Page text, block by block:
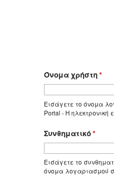
Όνομα χρήστη*
Εισάγετε το όνομα
Portal - Η
Συνθηματικό*
Εισάγετε το
όνομα λογαριασμού